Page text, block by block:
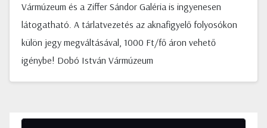
Vármúzeum és a Ziffer Sándor Galéria is ingyenesen
látogatható. A tárlatvezetés az aknafigyelő folyosókon
külön jegy megváltásával, 1000 Ft/fő áron vehető
igénybe! Dobó István Vármúzeum